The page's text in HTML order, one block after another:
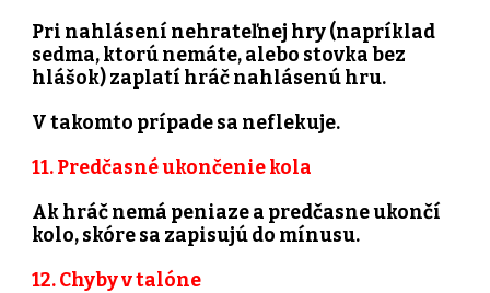
Pri nahlásení nehrateľnej hry (napríklad
sedma, ktorú nemáte, alebo stovka bez
hlášok) zaplatí hráč nahlásenú hru.
V takomto prípade sa neflekuje.
11. Predčasné ukončenie kola
Ak hráč nemá peniaze a predčasne ukončí
kolo, skóre sa zapisujú do mínusu.
12. Chyby v talóne